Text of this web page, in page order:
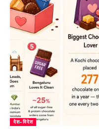
देश-विदेश